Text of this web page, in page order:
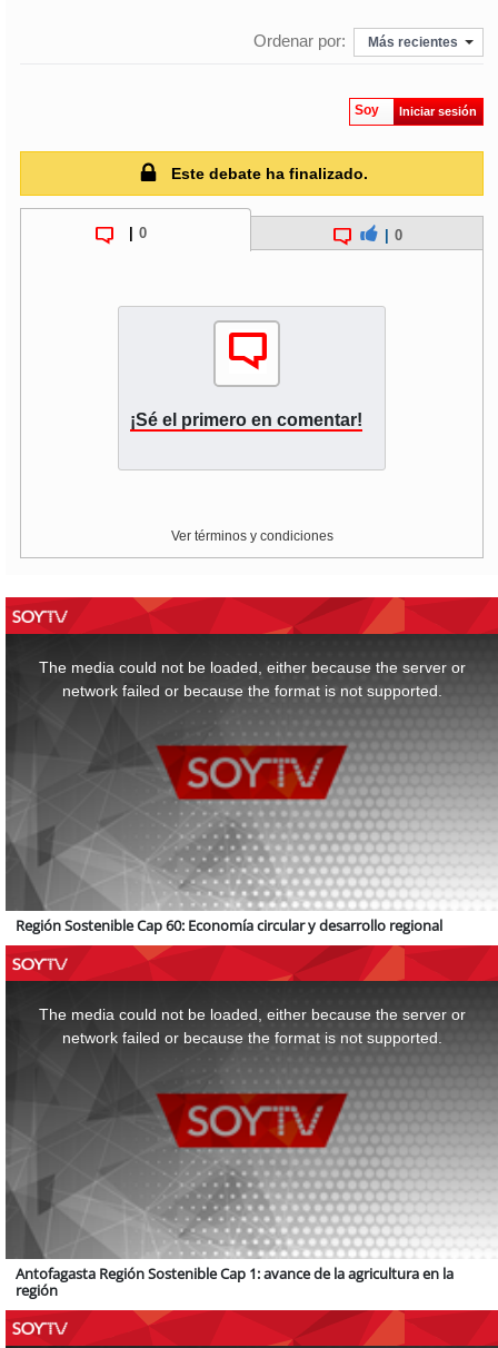
Ordenar por: Más recientes
Soy Iniciar sesión
Este debate ha finalizado.
0 0
¡Sé el primero en comentar!
Ver términos y condiciones
The media could not be loaded, either because the server or
network failed or because the format is not supported.
Región Sostenible Cap 60: Economía circular y desarrollo regional
The media could not be loaded, either because the server or
network failed or because the format is not supported.
Antofagasta Región Sostenible Cap 1: avance de la agricultura en la
región